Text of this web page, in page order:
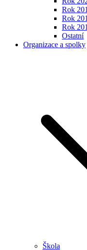
Rok
Rok
Rok
Ostatní
Organizace a spolky
Škola